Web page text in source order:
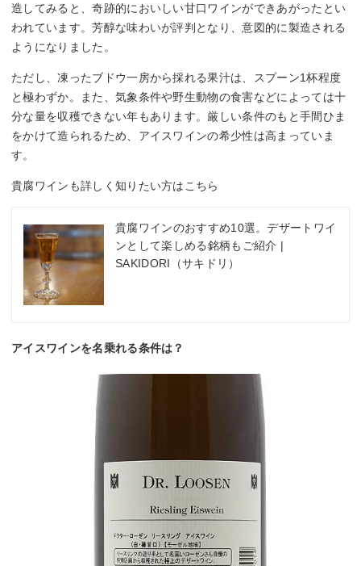
造してみると、奇跡的においしい甘口ワインができあがったとい
われています。芳醇な味わいが評判となり、意図的に製造される
ようになりました。
ただし、凍ったブドウ一房から採れる果汁は、スプーン1杯程度
と極わずか。また、気象条件や野生動物の食害などによっては十
分な量を収穫できない年もあります。厳しい条件のもと手間ひま
をかけて造られるため、アイスワインの希少性は高まっていま
す。
貴腐ワインも詳しく知りたい方はこちら
貴腐ワインのおすすめ10選。デザートワイ
ンとして楽しめる銘柄もご紹介 |
SAKIDORI（サキドリ）
アイスワインを名乗れる条件は？